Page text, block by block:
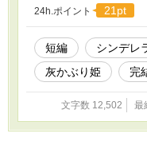
24h.ポイント 21pt
短編 シンデレ
灰かぶり姫
完
文字数 12,502 最